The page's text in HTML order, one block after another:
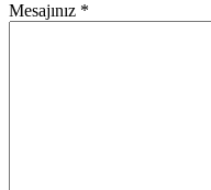
Mesajınız *